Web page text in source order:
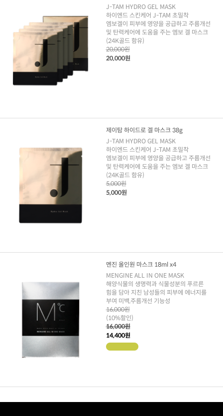
J-TAM HYDRO GEL MASK
하이엔드 스킨케어 J-TAM 초밀착
엠보겔이 피부에 영양을 공급하고 주름개선
및 탄력케어에 도움을 주는 엠보 겔 마스크
(24K골드 함유)
20,000원
20,000원
제이탐 하이드로 겔 마스크 38g
J-TAM HYDRO GEL MASK
하이엔드 스킨케어 J-TAM 초밀착
엠보겔이 피부에 영양을 공급하고 주름개선
및 탄력케어에 도움을 주는 엠보 겔 마스크
(24K골드 함유)
5,000원
5,000원
멘진 올인원 마스크 18ml x4
MENGINE ALL IN ONE MASK
해양식물의 생명력과 식물성분의 푸르른
힘을 담아 지친 남성들의 피부에 에너지를
부여 미백,주름개선 기능성
16,000원
(10%할인)
16,000원
14,400원